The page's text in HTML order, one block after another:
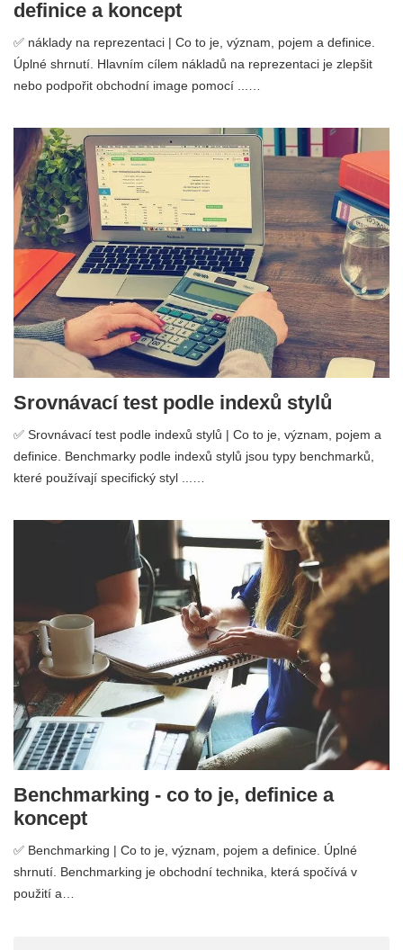
definice a koncept
✅ náklady na reprezentaci | Co to je, význam, pojem a definice.
Úplné shrnutí. Hlavním cílem nákladů na reprezentaci je zlepšit
nebo podpořit obchodní image pomocí ...…
Srovnávací test podle indexů stylů
✅ Srovnávací test podle indexů stylů | Co to je, význam, pojem a
definice. Benchmarky podle indexů stylů jsou typy benchmarků,
které používají specifický styl ...…
Benchmarking - co to je, definice a
koncept
✅ Benchmarking | Co to je, význam, pojem a definice. Úplné
shrnutí. Benchmarking je obchodní technika, která spočívá v
použití a…